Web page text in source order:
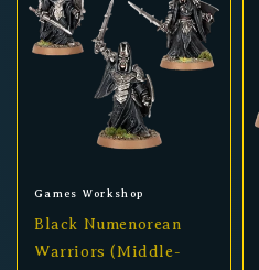
Anbieter:
Games Workshop
Black Numenorean
Warriors (Middle-